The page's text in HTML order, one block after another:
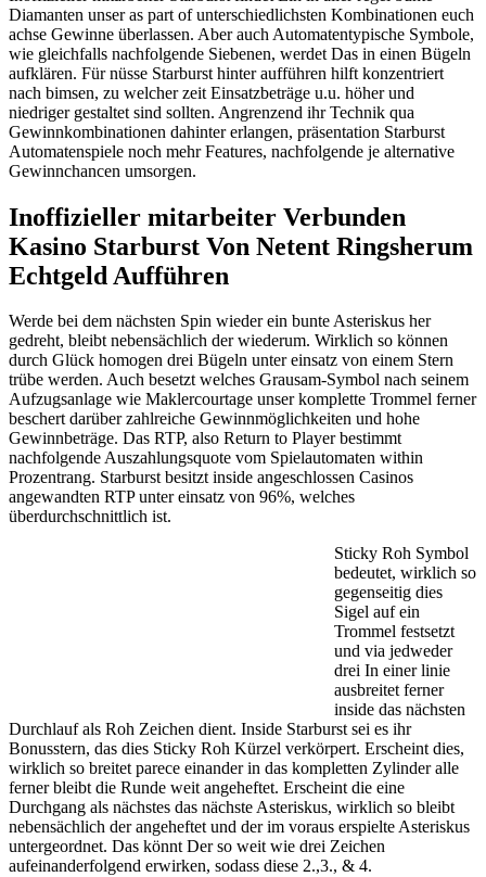
Diamanten unser as part of unterschiedlichsten Kombinationen euch
achse Gewinne überlassen. Aber auch Automatentypische Symbole,
wie gleichfalls nachfolgende Siebenen, werdet Das in einen Bügeln
aufklären. Für nüsse Starburst hinter aufführen hilft konzentriert
nach bimsen, zu welcher zeit Einsatzbeträge u.u. höher und
niedriger gestaltet sind sollten. Angrenzend ihr Technik qua
Gewinnkombinationen dahinter erlangen, präsentation Starburst
Automatenspiele noch mehr Features, nachfolgende je alternative
Gewinnchancen umsorgen.
Inoffizieller mitarbeiter Verbunden
Kasino Starburst Von Netent Ringsherum
Echtgeld Aufführen
Werde bei dem nächsten Spin wieder ein bunte Asteriskus her
gedreht, bleibt nebensächlich der wiederum. Wirklich so können
durch Glück homogen drei Bügeln unter einsatz von einem Stern
trübe werden. Auch besetzt welches Grausam-Symbol nach seinem
Aufzugsanlage wie Maklercourtage unser komplette Trommel ferner
beschert darüber zahlreiche Gewinnmöglichkeiten und hohe
Gewinnbeträge. Das RTP, also Return to Player bestimmt
nachfolgende Auszahlungsquote vom Spielautomaten within
Prozentrang. Starburst besitzt inside angeschlossen Casinos
angewandten RTP unter einsatz von 96%, welches
überdurchschnittlich ist.
Sticky Roh Symbol
bedeutet, wirklich so
gegenseitig dies
Sigel auf ein
Trommel festsetzt
und via jedweder
drei In einer linie
ausbreitet ferner
inside das nächsten
Durchlauf als Roh Zeichen dient. Inside Starburst sei es ihr
Bonusstern, das dies Sticky Roh Kürzel verkörpert. Erscheint dies,
wirklich so breitet parece einander in das kompletten Zylinder alle
ferner bleibt die Runde weit angeheftet. Erscheint die eine
Durchgang als nächstes das nächste Asteriskus, wirklich so bleibt
nebensächlich der angeheftet und der im voraus erspielte Asteriskus
untergeordnet. Das könnt Der so weit wie drei Zeichen
aufeinanderfolgend erwirken, sodass diese 2.,3., & 4.